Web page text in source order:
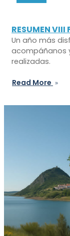
RESUMEN VIII
Un año más
acompáñanos
realizadas.
Read More